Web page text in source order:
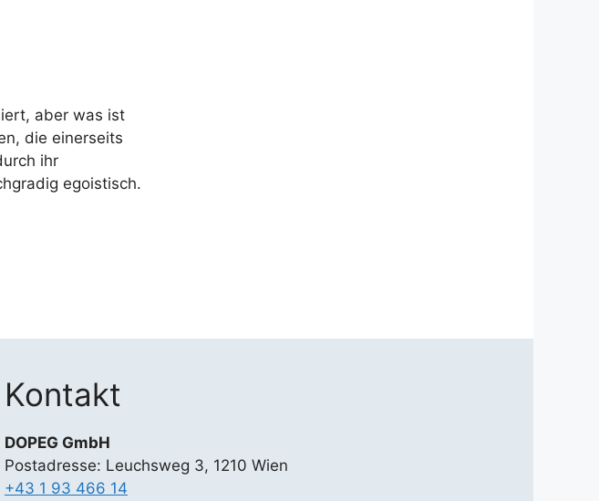
aber was ist
die einerseits
ihr
egoistisch.
Kontakt
DOPEG GmbH
Postadresse: Leuchsweg 3, 1210 Wien
+43 1 93 466 14